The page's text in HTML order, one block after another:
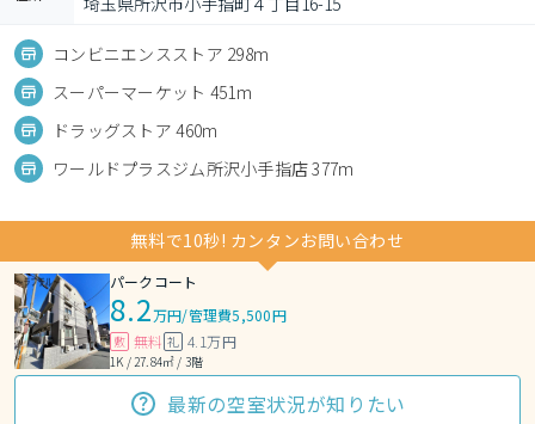
コンビニエンスストア 298m
スーパーマーケット 451m
ドラッグストア 460m
ワールドプラスジム所沢小手指店 377m
無料で10秒! カンタンお問い合わせ
パークコート
8.2万円/管理費5,500円
敷 無料 礼 4.1万円
1K / 27.84㎡ / 3階
最新の空室状況が知りたい